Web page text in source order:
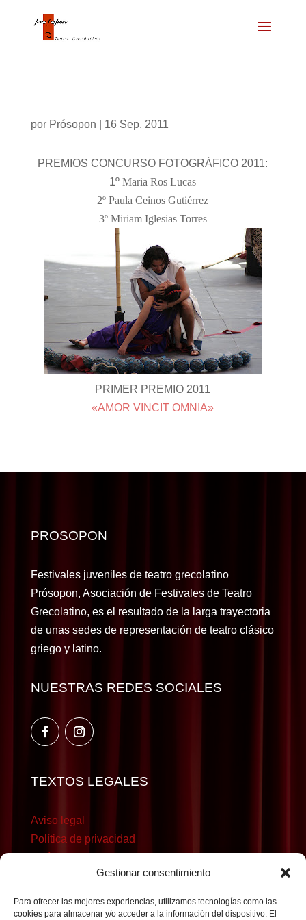
Gestionar consentimiento
Para ofrecer las mejores experiencias, utilizamos tecnologías como las
cookies para almacenar y/o acceder a la información del dispositivo. El
por Prósopon 16 Sep, 2011
PREMIOS CONCURSO FOTOGRÁFICO 2011:
1ºMaria Ros Lucas
2ºPaula Ceinos Gutiérrez
3º Miriam Iglesias Torres
PRIMER PREMIO 2011
«AMOR VINCIT OMNIA»
PROSOPON
Festivales juveniles de teatro grecolatino
Prósopon, Asociación de Festivales de Teatro
Grecolatino, es el resultado de la larga trayectoria
de unas sedes de representación de teatro clásico
griego y latino.
NUESTRAS REDES SOCIALES
TEXTOS LEGALES
Aviso legal
Política de privacidad